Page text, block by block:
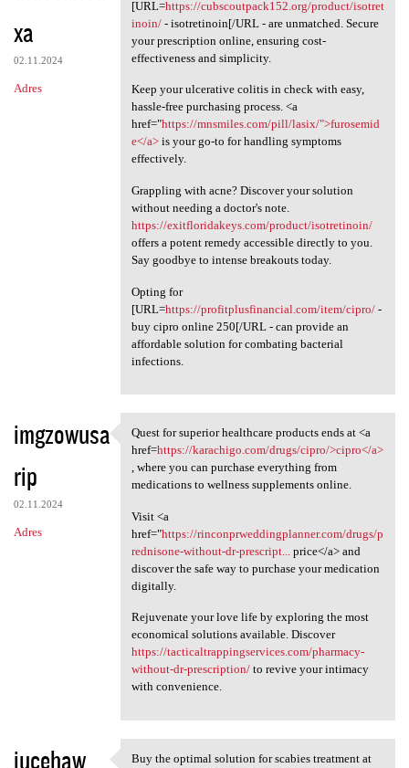
xa
02.11.2024
Adres
[URL=https://cubscoutpack152.org/product/isotret
inoin/- isotretinoin[/URL - are unmatched. Secure
your prescription online, ensuring cost-
effectiveness and simplicity.
Keep your ulcerative colitis in check with easy,
hassle-free purchasing process. <a
href="https://mnsmiles.com/pill/lasix/">furosemid
e</a>is your go-to for handling symptoms
effectively.
Grappling with acne? Discover your solution
without needing a doctor's note.
https://exitfloridakeys.com/product/isotretinoin/
offers a potent remedy accessible directly to you.
Say goodbye to intense breakouts today.
Opting for
[URL=https://profitplusfinancial.com/item/cipro/-
buy cipro online 250[/URL - can provide an
affordable solution for combating bacterial
infections.
imgzowusa
rip
02.11.2024
Adres
Quest for superior healthcare
Quest for superior healthcare products ends at <a
href=https://karachigo.com/drugs/cipro/>cipro</a>
, where you can purchase everything from
medications to wellness supplements online.
Visit <a
href="https://rinconprweddingplanner.com/drugs/p
rednisone-without-dr-prescript...
price</a> and
discover the safe way to purchase your medication
digitally.
Rejuvenate your love life by exploring the most
economical solutions available. Discover
https://tacticaltrappingservices.com/pharmacy-
without-dr-prescription/to revive your intimacy
with convenience.
jucehaw
Buy the optimal solution for scabies treatment at